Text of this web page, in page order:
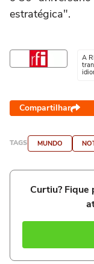
estratégica".
A
Compartilhar
TAGS MUNDO
Curtiu? Fique